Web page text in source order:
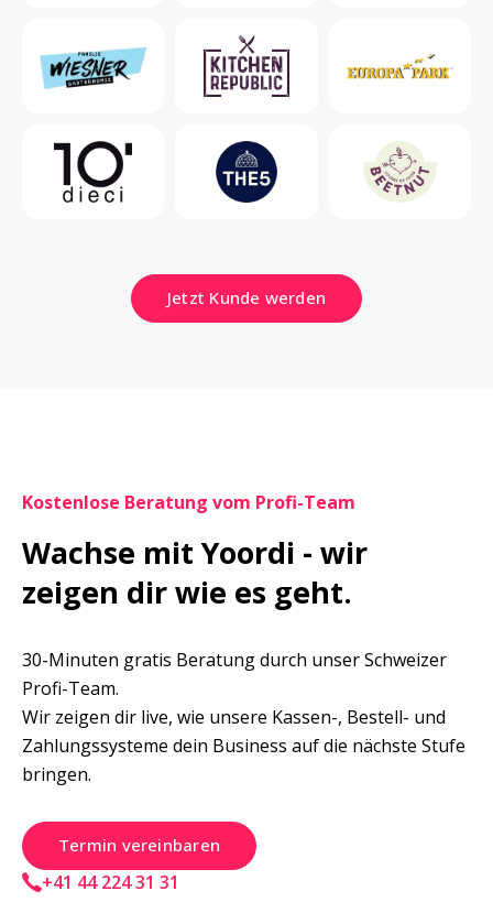
Jetzt Kunde werden
Kostenlose Beratung vom Profi-Team
Wachse mit Yoordi - wir
zeigen dir wie es geht.
30-Minuten gratis Beratung durch unser Schweizer
Profi-Team.
Wir zeigen dir live, wie unsere Kassen-, Bestell- und
Zahlungssysteme dein Business auf die nächste Stufe
bringen.
Termin vereinbaren
+41 44 224 31 31